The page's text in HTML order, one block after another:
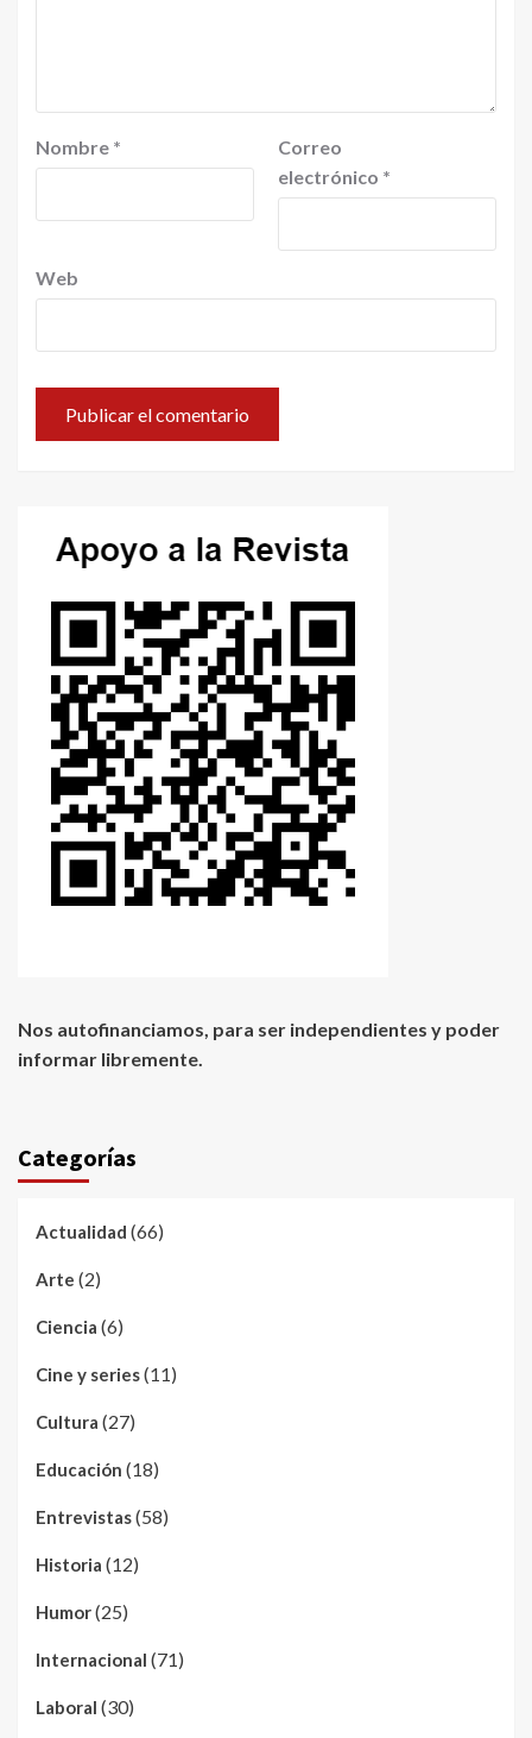
Nombre *
Correo
electrónico *
Web
Nos autofinanciamos, para ser independientes y poder
informar libremente.
Categorías
Actualidad (66)
Arte (2)
Ciencia (6)
Cine y series(11)
Cultura (27)
Educación (18)
Entrevistas(58)
Historia (12)
Humor(25)
Internacional (71)
Laboral (30)